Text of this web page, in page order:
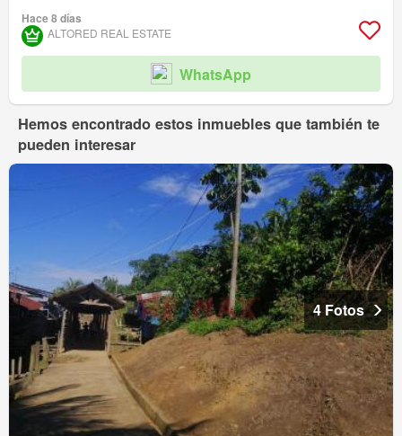
Hace 8 días
ALTORED REAL ESTATE
WhatsApp
Hemos encontrado estos inmuebles que también te
pueden interesar
4 Fotos